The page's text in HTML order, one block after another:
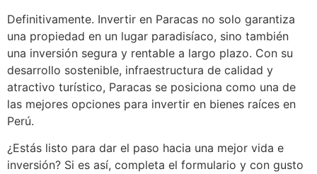
Definitivamente. Invertir en Paracas no solo garantiza
una propiedad en un lugar paradisíaco, sino también
una inversión segura y rentable a largo plazo. Con su
desarrollo sostenible, infraestructura de calidad y
atractivo turístico, Paracas se posiciona como una de
las mejores opciones para invertir en bienes raíces en
Perú.
¿Estás listo para dar el paso hacia una mejor vida e
inversión? Si es así, completa el formulario y con gusto